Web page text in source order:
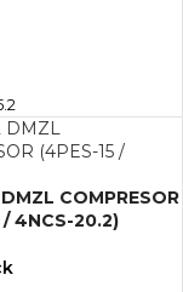
COMPRESOR
4NCS-20.2)